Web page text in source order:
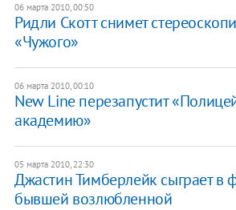
06 марта 2010, 00:50
Ридли Скотт снимет
«Чужого»
06 марта 2010, 00:10
New Line перезапустит
академию»
05 марта 2010, 22:30
Джастин Тимберлейк сыграет в
бывшей возлюбленной